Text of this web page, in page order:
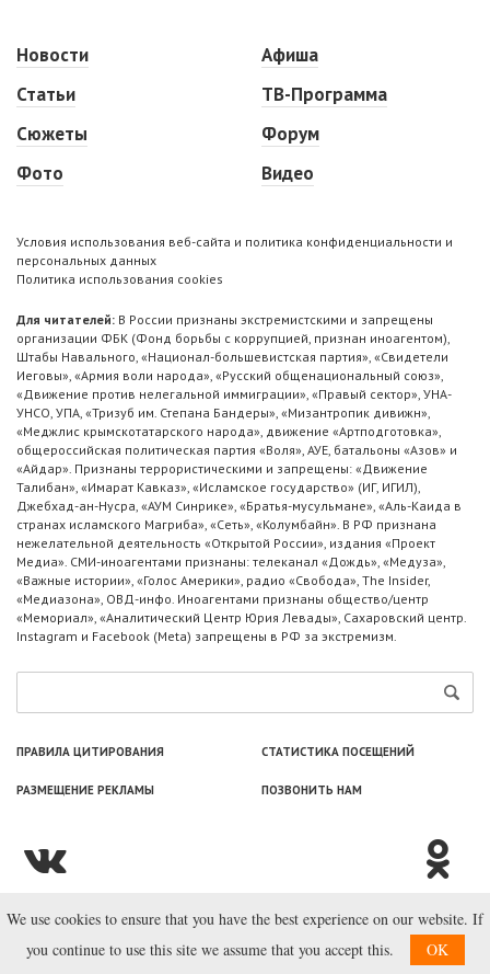
Новости
Статьи
Сюжеты
Фото
Афиша
ТВ-Программа
Форум
Видео
Условия использования веб-сайта и политика конфиденциальности и
персональных данных
Политика использования cookies
Для читателей: В России признаны экстремистскими и запрещены
организации ФБК (Фонд борьбы с коррупцией, признан иноагентом),
Штабы Навального, «Национал-большевистская партия», «Свидетели
Иеговы», «Армия воли народа», «Русский общенациональный союз»,
«Движение против нелегальной иммиграции», «Правый сектор», УНА-
УНСО, УПА, «Тризуб им. Степана Бандеры», «Мизантропик дивижн»,
«Меджлис крымскотатарского народа», движение «Артподготовка»,
общероссийская политическая партия «Воля», АУЕ, батальоны «Азов» и
«Айдар». Признаны террористическими и запрещены: «Движение
Талибан», «Имарат Кавказ», «Исламское государство» (ИГ, ИГИЛ),
Джебхад-ан-Нусра, «АУМ Синрике», «Братья-мусульмане», «Аль-Каида в
странах исламского Магриба», «Сеть», «Колумбайн». В РФ признана
нежелательной деятельность «Открытой России», издания «Проект
Медиа». СМИ-иноагентами признаны: телеканал «Дождь», «Медуза»,
«Важные истории», «Голос Америки», радио «Свобода», The Insider,
«Медиазона», ОВД-инфо. Иноагентами признаны общество/центр
«Мемориал», «Аналитический Центр Юрия Левады», Сахаровский центр.
Instagram и Facebook (Metа) запрещены в РФ за экстремизм.
ПРАВИЛА ЦИТИРОВАНИЯ СТАТИСТИКА ПОСЕЩЕНИЙ
РАЗМЕЩЕНИЕ РЕКЛАМЫ ПОЗВОНИТЬ НАМ
© ООО «Лаборатория Новоcтей», 2003—2026.
We use cookies to ensure that you have the best experience on our website. If
you continue to use this site we assume that you accept this.
OK